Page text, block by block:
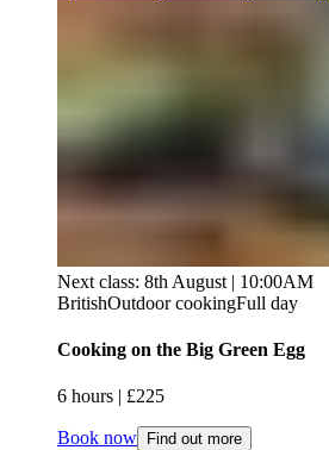
Next class: 8th August | 10:00AM
BritishOutdoor cookingFull day
Cooking on the Big Green Egg​​​​‌ ‍ ​‍​‍‌‍ ‌ ​‍‌‍‍‌‌‍‌ ‌‍‍‌‌‍ ‍​‍​‍​ ‍‍​‍​‍‌ ​ ‌‍​‌‌‍ ‍‌‍‍‌‌ ‌​‌ ‍‌​‍ ‍‌‍‍‌‌‍ ​‍​‍​‍ ​​‍​‍‌‍‍​‌ ​‍‌‍‌‌‌‍‌‍​‍​‍​ ‍‍​‍​‍‌‍‍​‌ ‌​‌ ‌​‌ ​​‌ ​ ​ ‍‍​‍ ​‍ ‌‍ ​​‍ ‌‌‍​‌‌‍ ‍‌‍‌​​‍ ‌‌ ​‍​‍ ‌‌‍‍​‌‍ ‌ ‌​‌‍‌‌‌‍ ​‌ ​ ​‍ ‌‌ ​ ‌ ‌​‌ ‌‌‌‍‌​‌‍‍‌‌‍ ​‍ ‍‌ ‌‍‌‍‌‌‌ ​‍‌‍​ ‌‍‌‌‌‍ ​​‍ ‍‌‍​‌‌ ​​‌ ​​​‍ ‌‍‍‌‌‍ ‍‌ ‌​‌‍‌‌‌‍ ‍‌ ‌​​‍ ‌‍‌‌‌‍‌​‌‍‍‌‌ ‌​​‍ ‌‍ ‌‌‍ ‌‍‌​‌‍‌‌​ ‌‌ ​​‌ ​‍‌‍‌‌‌ ​ ‌‍‌‌‌‍ ‍‌ ‌​‌‍​‌‌ ‌​‌‍‍‌‌‍ ‌‍ ‍​ ‍ ‌‍‍‌‌‍‌​​ ‌‌‍‌‍​ ​‍‌‍‌‍​ ‍​‌‍‌‍​ ​‍​ ‌‍​ ​ ​‍ ‌‌‍​ ​ ​ ‌‍‌‌​ ‍​​‍ ‌​ ‌​‌‍‌‍​ ​‌​ ‍‌​‍ ‌‌‍​‌​ ‌​​ ​‍​ ‌‍​‍ ‌‌‍​‌‌‍​‍​ ‍​​ ‌ ‌‍​‍‌‍​‍‌‍‌‌​ ‌‌​ ‌​​ ​ ​ ‌ ​ ‍‌​ ‍ ‌ ‌​‌ ‍‌‌ ​​‌‍‌‌​ ‌‌‍‍​‌‍ ‌ ‌​‌‍‌‌‌‍ ​‌​​ ‌‍ ​‌‍​‌‌ ​ ‌ ​ ​ ‍ ‌ ​​‌‍​‌‌ ‌​‌‍‍​​ ‌‌ ‌​‌‍‍‌‌ ‌​‌‍ ​‌‍‌‌​ ‌‍​‍‌‍​‌‌ ​ ‌‍‌‌‌‌‌‌‌ ​‍‌‍ ​​ ‌‌‍‍​‌ ‌​‌ ‌​‌ ​​‌ ​ ​‍‌‌​ ​ ‌​​‌​‍‌‌​ ​‍‌​‌‍​‍‌‌​ ​‍‌​‌‍‌‍ ​​‍ ‌‌‍​‌‌‍ ‍‌‍‌​​‍ ‌‌ ​‍​‍ ‌‌‍‍​‌‍ ‌ ‌​‌‍‌‌‌‍ ​‌ ​ ​‍ ‌‌ ​ ‌ ‌​‌ ‌‌‌‍‌​‌‍‍‌‌‍ ​‍ ‍‌ ‌‍‌‍‌‌‌ ​‍‌‍​ ‌‍‌‌‌‍ ​​‍ ‍‌‍​‌‌ ​​‌ ​​​‍‌‍‌‍‍‌‌‍‌​​ ‌‌‍‌‍​ ​‍‌‍‌‍​ ‍​‌‍‌‍​ ​‍​ ‌‍​ ​ ​‍ ‌‌‍​ ​ ​ ‌‍‌‌​ ‍​​‍ ‌​ ‌​‌‍‌‍​ ​‌​ ‍‌​‍ ‌‌‍​‌​ ‌​​ ​‍​ ‌‍​‍ ‌‌‍​‌‌‍​‍​ ‍​​ ‌ ‌‍​‍‌‍​‍‌‍‌‌​ ‌‌​ ‌​​ ​ ​ ‌ ​ ‍‌​‍‌‍‌ ‌​‌ ‍‌‌ ​​‌‍‌‌​ ‌‌‍‍​‌‍ ‌ ‌​‌‍‌‌‌‍ ​‌​​ ‌‍ ​‌‍​‌‌ ​ ‌ ​ ​‍‌‍‌ ​​‌‍​‌‌ ‌​‌‍‍​​ ‌‌ ‌​‌‍‍‌‌ ‌​‌‍ ​‌‍‌‌​‍‌‍‌ ​​‌‍‌‌‌ ​‍‌ ​ ‌ ​​‌‍‌‌‌‍​ ‌ ‌​‌‍‍‌‌ ‌‍‌‍‌‌​ ‌‌ ​​‌ ‌‌‌‍​‍‌‍ ​‌‍‍‌‌ ​ ‌‍‍​‌‍‌‌‌‍‌​​‍​‍‌ ‌
6 hours​​​​‌ ‍ ​‍​‍‌‍ ‌ ​‍‌‍‍‌‌‍‌ ‌‍‍‌‌‍ ‍​‍​‍​ ‍‍​‍​‍‌ ​ ‌‍​‌‌‍ ‍‌‍‍‌‌ ‌​‌ ‍‌​‍ ‍‌‍‍‌‌‍ ​‍​‍​‍ ​​‍​‍‌‍‍​‌ ​‍‌‍‌‌‌‍‌‍​‍​‍​ ‍‍​‍​‍‌‍‍​‌ ‌​‌ ‌​‌ ​​‌ ​ ​ ‍‍​‍ ​‍ ‌‍ ​​‍ ‌‌‍​‌‌‍ ‍‌‍‌​​‍ ‌‌ ​‍​‍ ‌‌‍‍​‌‍ ‌ ‌​‌‍‌‌‌‍ ​‌ ​ ​‍ ‌‌ ​ ‌ ‌​‌ ‌‌‌‍‌​‌‍‍‌‌‍ ​‍ ‍‌ ‌‍‌‍‌‌‌ ​‍‌‍​ ‌‍‌‌‌‍ ​​‍ ‍‌‍​‌‌ ​​‌ ​​​‍ ‌‍‍‌‌‍ ‍‌ ‌​‌‍‌‌‌‍ ‍‌ ‌​​‍ ‌‍‌‌‌‍‌​‌‍‍‌‌ ‌​​‍ ‌‍ ‌‌‍ ‌‍‌​‌‍‌‌​ ‌‌ ​​‌ ​‍‌‍‌‌‌ ​ ‌‍‌‌‌‍ ‍‌ ‌​‌‍​‌‌ ‌​‌‍‍‌‌‍ ‌‍ ‍​ ‍ ‌‍‍‌‌‍‌​​ ‌‌‍‌‍​ ​‍‌‍‌‍​ ‍​‌‍‌‍​ ​‍​ ‌‍​ ​ ​‍ ‌‌‍​ ​ ​ ‌‍‌‌​ ‍​​‍ ‌​ ‌​‌‍‌‍​ ​‌​ ‍‌​‍ ‌‌‍​‌​ ‌​​ ​‍​ ‌‍​‍ ‌‌‍​‌‌‍​‍​ ‍​​ ‌ ‌‍​‍‌‍​‍‌‍‌‌​ ‌‌​ ‌​​ ​ ​ ‌ ​ ‍‌​ ‍ ‌ ‌​‌ ‍‌‌ ​​‌‍‌‌​ ‌‌‍‍​‌‍ ‌ ‌​‌‍‌‌‌‍ ​‌​​ ‌‍ ​‌‍​‌‌ ​ ‌ ​ ​ ‍ ‌ ​​‌‍​‌‌ ‌​‌‍‍​​ ‌‌ ‌​‌‍‍‌‌‍ ‌‌‍‌‌​ ‌‍​‍‌‍​‌‌ ​ ‌‍‌‌‌‌‌‌‌ ​‍‌‍ ​​ ‌‌‍‍​‌ ‌​‌ ‌​‌ ​​‌ ​ ​‍‌‌​ ​ ‌​​‌​‍‌‌​ ​‍‌​‌‍​‍‌‌​ ​‍‌​‌‍‌‍ ​​‍ ‌‌‍​‌‌‍ ‍‌‍‌​​‍ ‌‌ ​‍​‍ ‌‌‍‍​‌‍ ‌ ‌​‌‍‌‌‌‍ ​‌ ​ ​‍ ‌‌ ​ ‌ ‌​‌ ‌‌‌‍‌​‌‍‍‌‌‍ ​‍ ‍‌ ‌‍‌‍‌‌‌ ​‍‌‍​ ‌‍‌‌‌‍ ​​‍ ‍‌‍​‌‌ ​​‌ ​​​‍‌‍‌‍‍‌‌‍‌​​ ‌‌‍‌‍​ ​‍‌‍‌‍​ ‍​‌‍‌‍​ ​‍​ ‌‍​ ​ ​‍ ‌‌‍​ ​ ​ ‌‍‌‌​ ‍​​‍ ‌​ ‌​‌‍‌‍​ ​‌​ ‍‌​‍ ‌‌‍​‌​ ‌​​ ​‍​ ‌‍​‍ ‌‌‍​‌‌‍​‍​ ‍​​ ‌ ‌‍​‍‌‍​‍‌‍‌‌​ ‌‌​ ‌​​ ​ ​ ‌ ​ ‍‌​‍‌‍‌ ‌​‌ ‍‌‌ ​​‌‍‌‌​ ‌‌‍‍​‌‍ ‌ ‌​‌‍‌‌‌‍ ​‌​​ ‌‍ ​‌‍​‌‌ ​ ‌ ​ ​‍‌‍‌ ​​‌‍​‌‌ ‌​‌‍‍​​ ‌‌ ‌​‌‍‍‌‌‍ ‌‌‍‌‌​‍‌‍‌ ​​‌‍‌‌‌ ​‍‌ ​ ‌ ​​‌‍‌‌‌‍​ ‌ ‌​‌‍‍‌‌ ‌‍‌‍‌‌​ ‌‌ ​​‌ ‌‌‌‍​‍‌‍ ​‌‍‍‌‌ ​ ‌‍‍​‌‍‌‌‌‍‌​​‍​‍‌ ‌ | £225​​​​‌ ‍ ​‍​‍‌‍ ‌ ​‍‌‍‍‌‌‍‌ ‌‍‍‌‌‍ ‍​‍​‍​ ‍‍​‍​‍‌ ​ ‌‍​‌‌‍ ‍‌‍‍‌‌ ‌​‌ ‍‌​‍ ‍‌‍‍‌‌‍ ​‍​‍​‍ ​​‍​‍‌‍‍​‌ ​‍‌‍‌‌‌‍‌‍​‍​‍​ ‍‍​‍​‍‌‍‍​‌ ‌​‌ ‌​‌ ​​‌ ​ ​ ‍‍​‍ ​‍ ‌‍ ​​‍ ‌‌‍​‌‌‍ ‍‌‍‌​​‍ ‌‌ ​‍​‍ ‌‌‍‍​‌‍ ‌ ‌​‌‍‌‌‌‍ ​‌ ​ ​‍ ‌‌ ​ ‌ ‌​‌ ‌‌‌‍‌​‌‍‍‌‌‍ ​‍ ‍‌ ‌‍‌‍‌‌‌ ​‍‌‍​ ‌‍‌‌‌‍ ​​‍ ‍‌‍​‌‌ ​​‌ ​​​‍ ‌‍‍‌‌‍ ‍‌ ‌​‌‍‌‌‌‍ ‍‌ ‌​​‍ ‌‍‌‌‌‍‌​‌‍‍‌‌ ‌​​‍ ‌‍ ‌‌‍ ‌‍‌​‌‍‌‌​ ‌‌ ​​‌ ​‍‌‍‌‌‌ ​ ‌‍‌‌‌‍ ‍‌ ‌​‌‍​‌‌ ‌​‌‍‍‌‌‍ ‌‍ ‍​ ‍ ‌‍‍‌‌‍‌​​ ‌‌‍‌‍​ ​‍‌‍‌‍​ ‍​‌‍‌‍​ ​‍​ ‌‍​ ​ ​‍ ‌‌‍​ ​ ​ ‌‍‌‌​ ‍​​‍ ‌​ ‌​‌‍‌‍​ ​‌​ ‍‌​‍ ‌‌‍​‌​ ‌​​ ​‍​ ‌‍​‍ ‌‌‍​‌‌‍​‍​ ‍​​ ‌ ‌‍​‍‌‍​‍‌‍‌‌​ ‌‌​ ‌​​ ​ ​ ‌ ​ ‍‌​ ‍ ‌ ‌​‌ ‍‌‌ ​​‌‍‌‌​ ‌‌‍‍​‌‍ ‌ ‌​‌‍‌‌‌‍ ​‌​​ ‌‍ ​‌‍​‌‌ ​ ‌ ​ ​ ‍ ‌ ​​‌‍​‌‌ ‌​‌‍‍​​ ‌‌ ​​‌ ​‍‌‍‍‌‌‍​ ‌‍‌‌​ ‌‍​‍‌‍​‌‌ ​ ‌‍‌‌‌‌‌‌‌ ​‍‌‍ ​​ ‌‌‍‍​‌ ‌​‌ ‌​‌ ​​‌ ​ ​‍‌‌​ ​ ‌​​‌​‍‌‌​ ​‍‌​‌‍​‍‌‌​ ​‍‌​‌‍‌‍ ​​‍ ‌‌‍​‌‌‍ ‍‌‍‌​​‍ ‌‌ ​‍​‍ ‌‌‍‍​‌‍ ‌ ‌​‌‍‌‌‌‍ ​‌ ​ ​‍ ‌‌ ​ ‌ ‌​‌ ‌‌‌‍‌​‌‍‍‌‌‍ ​‍ ‍‌ ‌‍‌‍‌‌‌ ​‍‌‍​ ‌‍‌‌‌‍ ​​‍ ‍‌‍​‌‌ ​​‌ ​​​‍‌‍‌‍‍‌‌‍‌​​ ‌‌‍‌‍​ ​‍‌‍‌‍​ ‍​‌‍‌‍​ ​‍​ ‌‍​ ​ ​‍ ‌‌‍​ ​ ​ ‌‍‌‌​ ‍​​‍ ‌​ ‌​‌‍‌‍​ ​‌​ ‍‌​‍ ‌‌‍​‌​ ‌​​ ​‍​ ‌‍​‍ ‌‌‍​‌‌‍​‍​ ‍​​ ‌ ‌‍​‍‌‍​‍‌‍‌‌​ ‌‌​ ‌​​ ​ ​ ‌ ​ ‍‌​‍‌‍‌ ‌​‌ ‍‌‌ ​​‌‍‌‌​ ‌‌‍‍​‌‍ ‌ ‌​‌‍‌‌‌‍ ​‌​​ ‌‍ ​‌‍​‌‌ ​ ‌ ​ ​‍‌‍‌ ​​‌‍​‌‌ ‌​‌‍‍​​ ‌‌ ​​‌ ​‍‌‍‍‌‌‍​ ‌‍‌‌​‍‌‍‌ ​​‌‍‌‌‌ ​‍‌ ​ ‌ ​​‌‍‌‌‌‍​ ‌ ‌​‌‍‍‌‌ ‌‍‌‍‌‌​ ‌‌ ​​‌ ‌‌‌‍​‍‌‍ ​‌‍‍‌‌ ​ ‌‍‍​‌‍‌‌‌‍‌​​‍​‍‌ ‌
Book now Find out more